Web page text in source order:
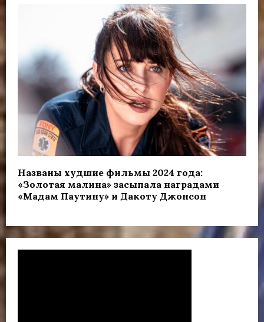
Названы худшие фильмы 2024 года:
«Золотая малина» засыпала наградами
«Мадам Паутину» и Дакоту Джонсон